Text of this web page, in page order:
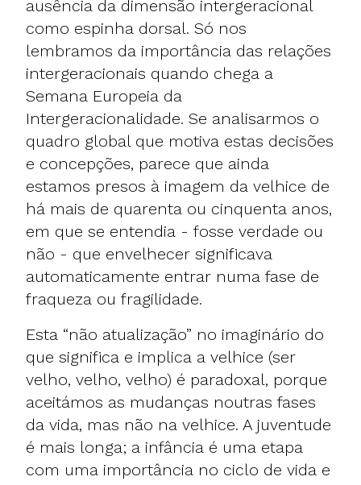
ausência da dimensão intergeracional
como espinha dorsal. Só nos
lembramos da importância das relações
intergeracionais quando chega a
Semana Europeia da
Intergeracionalidade. Se analisarmos o
quadro global que motiva estas decisões
e concepções, parece que ainda
estamos presos à imagem da velhice de
há mais de quarenta ou cinquenta anos,
em que se entendia - fosse verdade ou
não - que envelhecer significava
automaticamente entrar numa fase de
fraqueza ou fragilidade.
Esta “não atualização” no imaginário do
que significa e implica a velhice (ser
velho, velho, velho) é paradoxal, porque
aceitámos as mudanças noutras fases
da vida, mas não na velhice. A juventude
é mais longa; a infância é uma etapa
com uma importância no ciclo de vida e